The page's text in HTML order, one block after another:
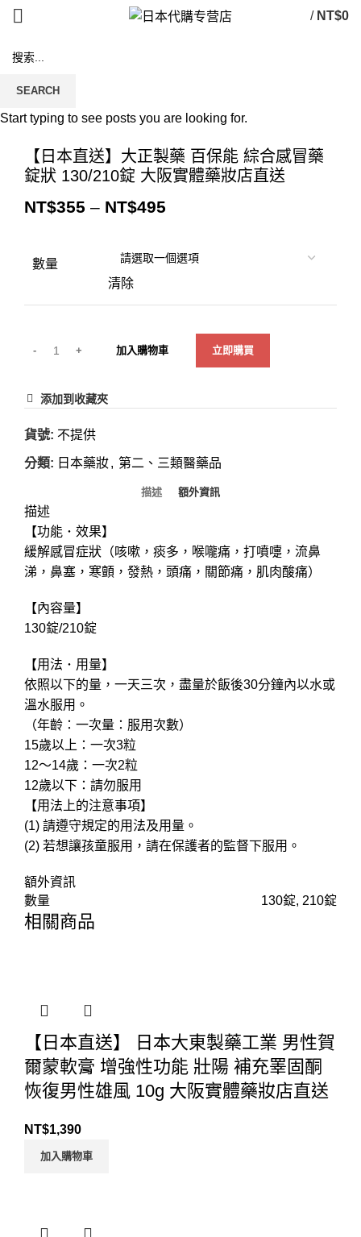
/ NT$0
【日本直送】大正製藥 百保能 綜合感冒藥
錠狀 130/210錠 大阪實體藥妝店直送
NT$355 – NT$495
數量
清除
加入購物車 立即購買
添加到收藏夾
貨號: 不提供
分類: 日本藥妝, 第二、三類醫藥品
描述 額外資訊
描述
【功能 ･ 效果】
緩解感冒症狀（咳嗽，痰多，喉嚨痛，打噴嚏，流鼻
涕，鼻塞，寒顫，發熱，頭痛，關節痛，肌肉酸痛）
【內容量】
130錠/210錠
【用法 ･ 用量】
依照以下的量，一天三次，盡量於飯後30分鐘內以水或
溫水服用。
（年齡：一次量：服用次數）
15歲以上：一次3粒
12～14歲：一次2粒
12歲以下：請勿服用
【用法上的注意事項】
(1) 請遵守規定的用法及用量。
(2) 若想讓孩童服用，請在保護者的監督下服用。
額外資訊
數量
130錠, 210錠
相關商品
【日本直送】 日本大東製藥工業 男性賀
爾蒙軟膏 增強性功能 壯陽 補充睪固酮
恢復男性雄風 10g 大阪實體藥妝店直送
NT$1,390
加入購物車
SEARCH
Start typing to see posts you are looking for.